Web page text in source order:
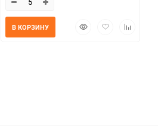
БыстрыйДобавитьДобавить
В КОРЗИНУ